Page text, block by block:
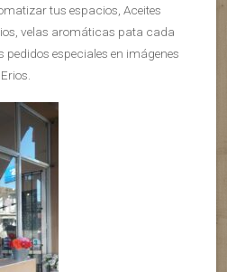
tus espacios, Aceites
velas aromáticas pata cada
especiales en imágenes